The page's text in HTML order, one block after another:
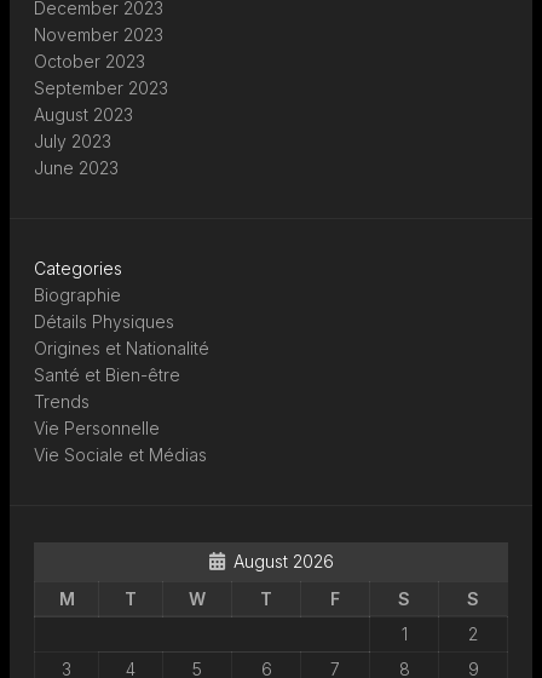
December 2023
November 2023
October 2023
September 2023
August 2023
July 2023
June 2023
Categories
Biographie
Détails Physiques
Origines et Nationalité
Santé et Bien-être
Trends
Vie Personnelle
Vie Sociale et Médias
August 2026
M
T W T F S
S
1
2
3
4 5 6 7 8
9